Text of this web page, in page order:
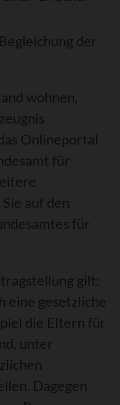
der
wohnen,
Onlineportal
für
auf den
für
gilt:
eine gesetzliche
die Eltern für
unter
Dagegen